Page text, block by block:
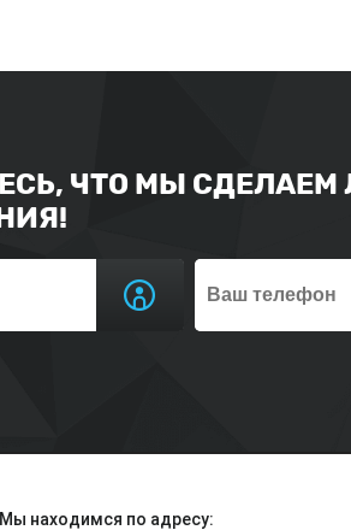
ЧТО МЫ
Мы находимся по адресу: